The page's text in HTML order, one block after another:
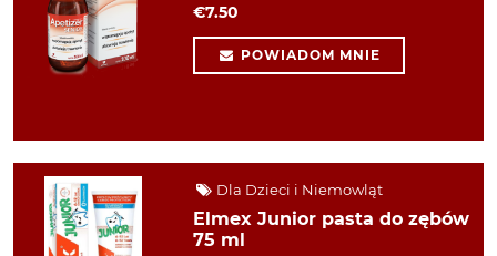
€7.50
POWIADOM MNIE
Dla Dzieci i Niemowląt
Elmex Junior pasta do zębów
75 ml